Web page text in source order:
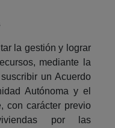
la gestión y lograr
mediante la
un Acuerdo
Autónoma y el
con carácter previo
por las